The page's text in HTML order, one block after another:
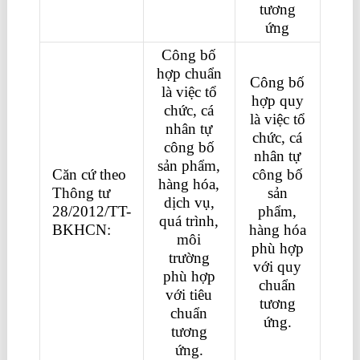
tương
ứng
Căn cứ theo
Thông tư
28/2012/TT-
BKHCN:
Công bố
hợp chuẩn
là việc tổ
chức, cá
nhân tự
công bố
sản phẩm,
hàng hóa,
dịch vụ,
quá trình,
môi
trường
phù hợp
với tiêu
chuẩn
tương
ứng.
Công bố
hợp quy
là việc tổ
chức, cá
nhân tự
công bố
sản
phẩm,
hàng hóa
phù hợp
với quy
chuẩn
tương
ứng.